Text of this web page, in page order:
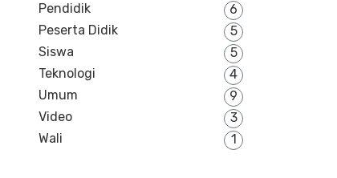
Pendidik
6
Peserta Didik
5
Siswa
5
Teknologi
4
Umum
9
Video
3
Wali
1